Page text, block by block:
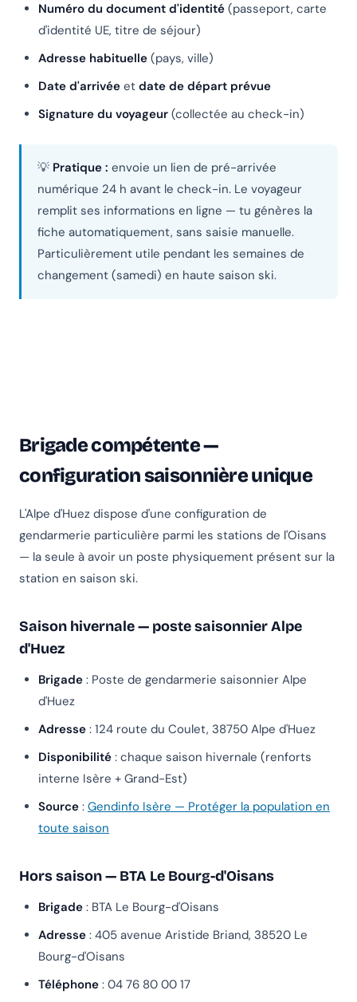
Numéro du document d'identité (passeport, carte
d'identité UE, titre de séjour)
Adresse habituelle (pays, ville)
Date d'arrivée et date de départ prévue
Signature du voyageur (collectée au check-in)
💡 Pratique : envoie un lien de pré-arrivée
numérique 24 h avant le check-in. Le voyageur
remplit ses informations en ligne — tu génères la
fiche automatiquement, sans saisie manuelle.
Particulièrement utile pendant les semaines de
changement (samedi) en haute saison ski.
Brigade compétente —
configuration saisonnière unique
L'Alpe d'Huez dispose d'une configuration de
gendarmerie particulière parmi les stations de l'Oisans
— la seule à avoir un poste physiquement présent sur la
station en saison ski.
Saison hivernale — poste saisonnier Alpe
d'Huez
Brigade : Poste de gendarmerie saisonnier Alpe
d'Huez
Adresse : 124 route du Coulet, 38750 Alpe d'Huez
Disponibilité : chaque saison hivernale (renforts
interne Isère + Grand-Est)
Source : Gendinfo Isère — Protéger la population en
toute saison
Hors saison — BTA Le Bourg-d'Oisans
Brigade : BTA Le Bourg-d'Oisans
Adresse : 405 avenue Aristide Briand, 38520 Le
Bourg-d'Oisans
Téléphone : 04 76 80 00 17